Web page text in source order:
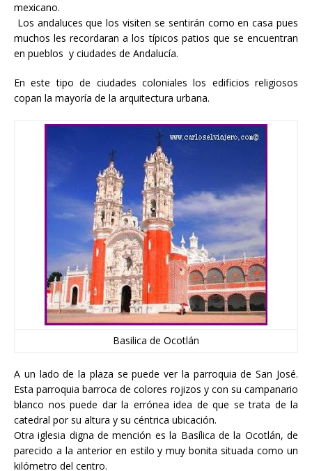
mexicano.
Los andaluces que los visiten se sentirán como en casa pues
muchos les recordaran a los típicos patios que se encuentran
en pueblos y ciudades de Andalucía.
En este tipo de ciudades coloniales los edificios religiosos
copan la mayoría de la arquitectura urbana.
Basilica de Ocotlán
A un lado de la plaza se puede ver la parroquia de San José.
Esta parroquia barroca de colores rojizos y con su campanario
blanco nos puede dar la errónea idea de que se trata de la
catedral por su altura y su céntrica ubicación.
Otra iglesia digna de mención es la Basílica de la Ocotlán, de
parecido a la anterior en estilo y muy bonita situada como un
kilómetro del centro.